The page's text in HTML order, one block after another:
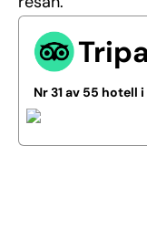
Nr 31 av 55 hotell